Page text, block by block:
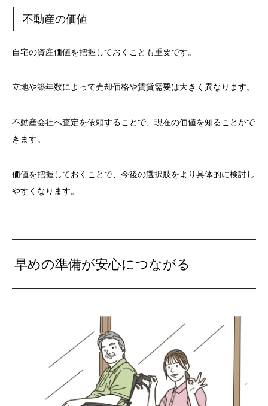
不動産の価値
自宅の資産価値を把握しておくことも重要です。
立地や築年数によって売却価格や賃貸需要は大きく異なります。
不動産会社へ査定を依頼することで、現在の価値を知ることがで
きます。
価値を把握しておくことで、今後の選択肢をより具体的に検討し
やすくなります。
早めの準備が安心につながる